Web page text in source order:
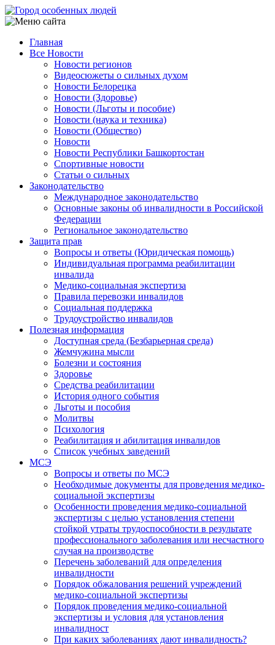
Перейти
к
содержанию
Main
navigation
Главная
Все Новости
Новости регионов
Видеосюжеты о сильных духом
Новости Белорецка
Новости (Здоровье)
Новости (Льготы и пособие)
Новости (наука и техника)
Новости (Общество)
Новости
Новости Республики Башкортостан
Спортивные новости
Статьи о сильных
Законодательство
Международное законодательство
Основные законы об инвалидности в Российской
Федерации
Региональное законодательство
Защита прав
Вопросы и ответы (Юридическая помощь)
Индивидуальная программа реабилитации
инвалида
Медико-социальная экспертиза
Правила перевозки инвалидов
Социальная поддержка
Трудоустройство инвалидов
Полезная информация
Доступная среда (Безбарьерная среда)
Жемчужина мысли
Болезни и состояния
Здоровье
Средства реабилитации
История одного события
Льготы и пособия
Молитвы
Психология
Реабилитация и абилитация инвалидов
Список учебных заведений
МСЭ
Вопросы и ответы по МСЭ
Необходимые документы для проведения медико-
социальной экспертизы
Особенности проведения медико-социальной
экспертизы с целью установления степени
стойкой утраты трудоспособности в результате
профессионального заболевания или несчастного
случая на производстве
Перечень заболеваний для определения
инвалидности
Порядок обжалования решений учреждений
медико-социальной экспертизы
Порядок проведения медико-социальной
экспертизы и условия для установления
инвалидност
При каких заболеваниях дают инвалидность?